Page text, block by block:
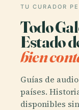
TU CURADOR
Todo
Estado
bien
Guías de
países.
disponibles